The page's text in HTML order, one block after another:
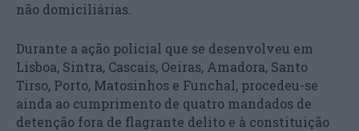
não domiciliárias.
Durante a ação policial que se desenvolveu em
Lisboa, Sintra, Cascais, Oeiras, Amadora, Santo
Tirso, Porto, Matosinhos e Funchal, procedeu-se
ainda ao cumprimento de quatro mandados de
detenção fora de flagrante delito e à constituição